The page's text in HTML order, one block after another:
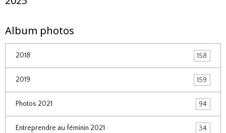
Album photos
2018 158
2019 159
Photos 2021 94
Entreprendre au féminin 2021 34